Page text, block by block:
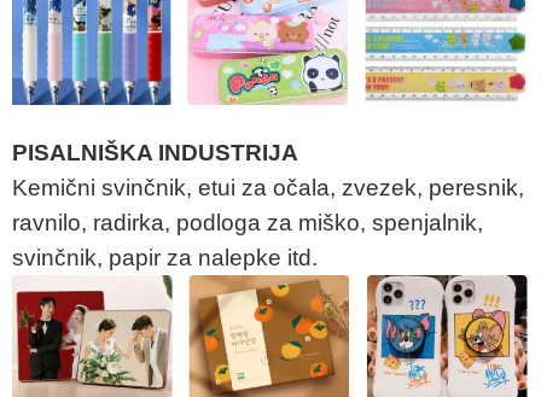
PISALNIŠKA INDUSTRIJA
Kemični svinčnik, etui za očala, zvezek, peresnik,
ravnilo, radirka, podloga za miško, spenjalnik,
svinčnik, papir za nalepke itd.